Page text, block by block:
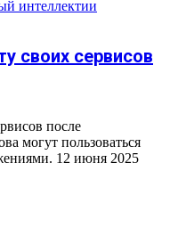
интеллектии
своих сервисов
после
могут пользоваться
12 июня 2025